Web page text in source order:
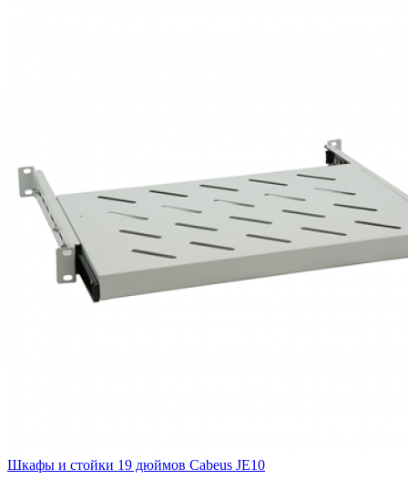
Шкафы и стойки 19 дюймов Cabeus JE10